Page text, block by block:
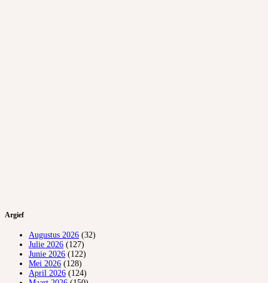
Argief
Augustus 2026 (32)
Julie 2026 (127)
Junie 2026 (122)
Mei 2026 (128)
April 2026 (124)